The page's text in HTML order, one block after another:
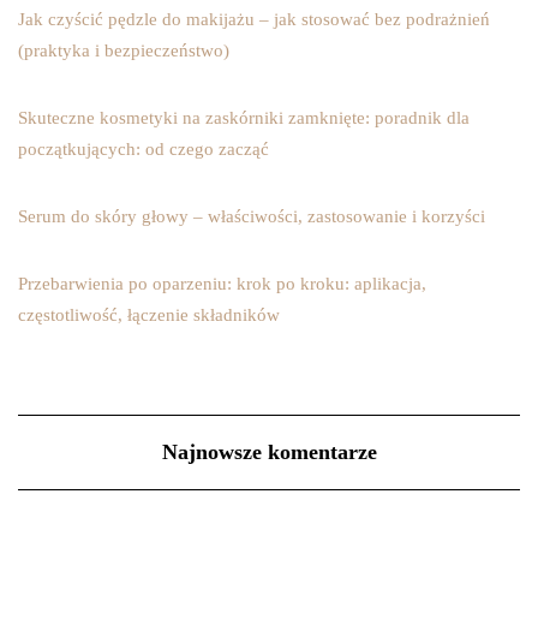
Jak czyścić pędzle do makijażu – jak stosować bez podrażnień
(praktyka i bezpieczeństwo)
Skuteczne kosmetyki na zaskórniki zamknięte: poradnik dla
początkujących: od czego zacząć
Serum do skóry głowy – właściwości, zastosowanie i korzyści
Przebarwienia po oparzeniu: krok po kroku: aplikacja,
częstotliwość, łączenie składników
Najnowsze komentarze